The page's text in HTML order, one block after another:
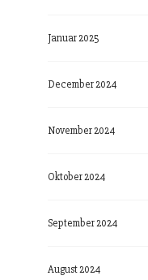
Januar 2025
December 2024
November 2024
Oktober 2024
September 2024
August 2024